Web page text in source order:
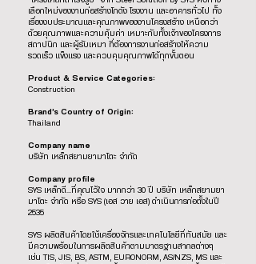
เลือกใหม่ของงานก่อสร้างโกดัง โรงงาน และอาคารทั่วไป ทั้ง
เรื่องงบประมาณและคุณภาพของงานโครงสร้าง เหนือกว่า
ด้วยคุณภาพและความคุ้มค่า เหมาะกับทั้งเจ้าของโครงการ
สถาปนิก และผู้รับเหมา ที่ต้องการงานก่อสร้างให้ความ
รวดเร็ว แข็งแรง และควบคุมคุณภาพได้ทุกขั้นตอน
Product & Service Categories:
Construction
Brand’s Country of Origin:
Thailand
Company name
บริษัท เหล็กสยามยามาโตะ จำกัด
Company profile
SYS เหล็กดี…ที่คุณไว้ใจ มากกว่า 30 ปี บริษัท เหล็กสยามยา
มาโตะ จำกัด หรือ SYS (เอส วาย เอส) ดำเนินการก่อตั้งในปี
2535
SYS ผลิตสินค้าโดยใช้เครื่องจักรและเทคโนโลยีที่ทันสมัย และ
มีความพร้อมในการผลิตสินค้าตามมาตรฐานสากลต่างๆ
เช่น TIS, JIS, BS, ASTM, EURONORM, AS/NZS, MS และ